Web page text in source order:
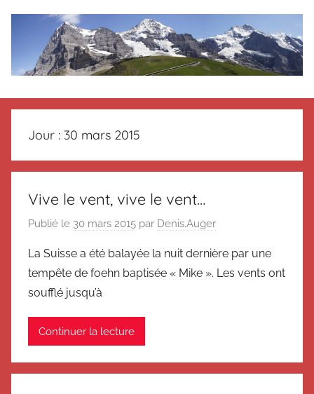
Le
blog
de
Suisse
Magazine
Suisse
souvenir
Suisse
Magazine
Messager
Suisse
Jour : 30 mars 2015
Vive le vent, vive le vent…
Publié le 30 mars 2015 par Denis.Auger
La Suisse a été balayée la nuit dernière par une
tempête de foehn baptisée « Mike ». Les vents ont
soufflé jusqu’à
Continuer la lecture